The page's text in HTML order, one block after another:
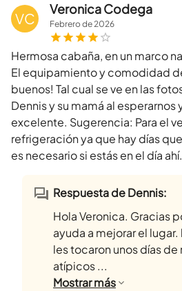
VC
Veronica Codega
Febrerode2026
Hermosa cabaña, en un marco
El equipamiento y comodidad
buenos! Tal cual se ve en las
Dennis y su mamá al esperarnos
excelente. Sugerencia: Para el
refrigeración ya que hay días
es necesario si estás en el día
Respuesta de Dennis:
Hola Veronica. Gracias
ayuda a mejorar el
les tocaron unos días
atípicos ...
Mostrarmás